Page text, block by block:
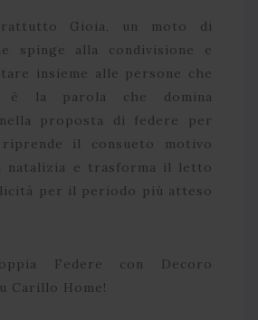
Gioia, un moto di
spinge alla condivisione e
insieme alle persone che
è la parola che domina
proposta di federe per
il consueto motivo
natalizia e trasforma il letto
per il periodo più atteso
Federe con Decoro
Carillo Home!